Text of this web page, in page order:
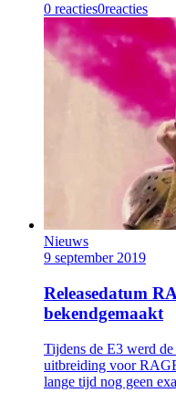
0 reacties0reacties
Nieuws
9 september 2019
Releasedatum
bekendgemaakt
Tijdens de E3 werd
uitbreiding voor
lange tijd nog geen